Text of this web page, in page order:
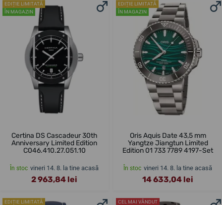
EDIȚIE LIMITATĂ
ÎN MAGAZIN
Certina DS Cascadeur 30th
Anniversary Limited Edition
C046.410.27.051.10
În stoc vineri 14. 8. la tine acasă
2 963,84 lei
EDIȚIE LIMITATĂ
ÎN MAGAZIN
Oris Aquis Date 43,5 mm
Yangtze Jiangtun Limited
Edition 01 733 7789 4197-Set
În stoc vineri 14. 8. la tine acasă
14 633,04 lei
EDIȚIE LIMITATĂ
CEL MAI VÂNDUT